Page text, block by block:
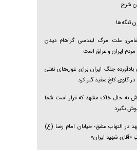
شرح
تنگه‌ها
علت مرگ لیندسی گراهام دیدن
مردم ایران و عراق است
بادآورده جنگ ایران برای غول‌های نفتی
در گلوی کاخ سفید گیر کرد
به حال خاک مشهد که قرار است شما
بگیرد
در التهاب عشق؛ خیابان امام رضا (ع)
«آقای شهید ایران»